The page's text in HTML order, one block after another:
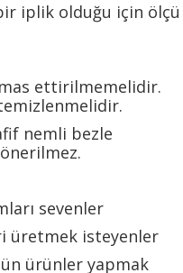
iplik olduğu için ölçü
ettirilmemelidir.
nemli bezle
sevenler
üretmek isteyenler
ürünler yapmak